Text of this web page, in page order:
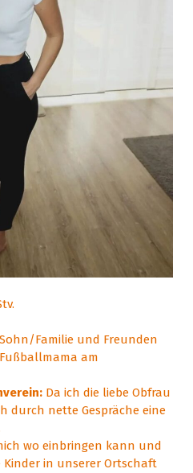
Familie und Freunden
am
Da ich die liebe Obfrau
durch nette Gespräche eine
wo einbringen kann und
in unserer Ortschaft